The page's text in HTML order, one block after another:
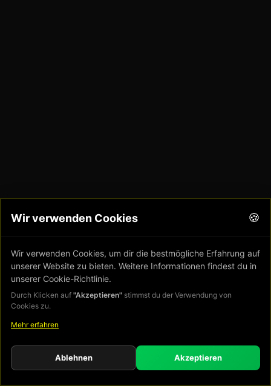
Wir verwenden Cookies 🍪
Wir verwenden Cookies, um dir die bestmögliche Erfahrung auf
unserer Website zu bieten. Weitere Informationen findest du in
unserer Cookie-Richtlinie.
Durch Klicken auf "Akzeptieren" stimmst du der Verwendung von
Cookies zu.
Mehr erfahren
Ablehnen Akzeptieren